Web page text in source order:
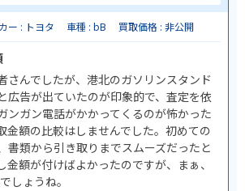
ー : トヨタ 車種 : bB 買取価格 : 非公開
さんでしたが、港北のガソリンスタンド
広告が出ていたのが印象的で、査定を依
ンガン電話がかかってくるのが怖かった
金額の比較はしませんでした。初めての
書類から引き取りまでスムーズだったと
金額が付けばよかったのですが、まぁ、
しょうね。